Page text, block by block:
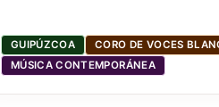
GUIPÚZCOA
CORO DE VOCES
MÚSICA CONTEMPORÁNEA